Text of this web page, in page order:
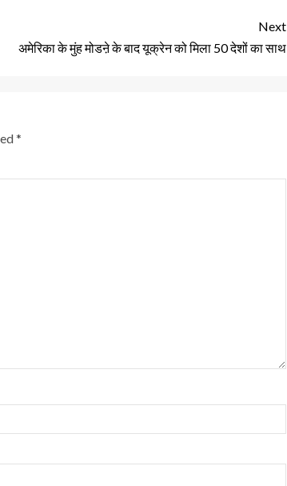
Next
अमेरिका के मुंह मोडऩे के बाद यूक्रेन को मिला 50 देशों का साथ
*